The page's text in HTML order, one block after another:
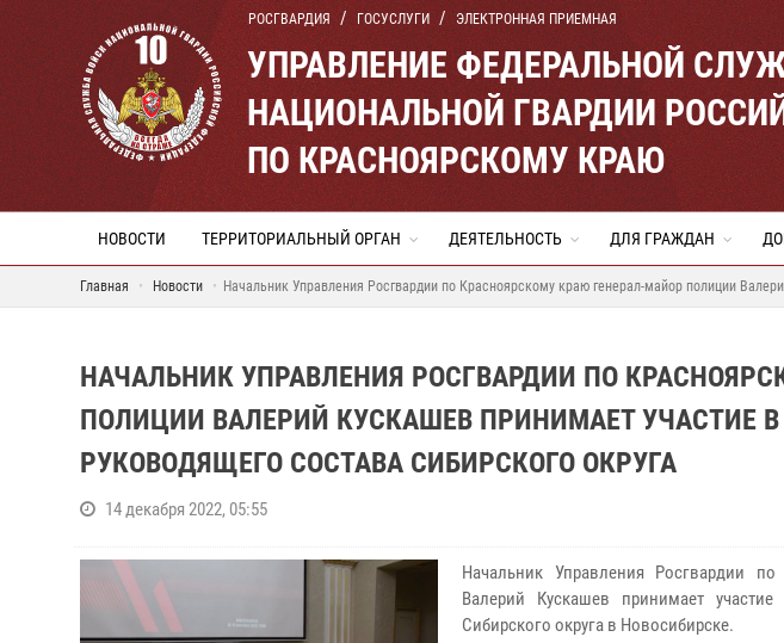
РОСГВАРДИЯ ГОСУСЛУГИ ЭЛЕКТРОННАЯ ПРИЕМНАЯ
УПРАВЛЕНИЕ ФЕДЕРАЛЬНОЙ
НАЦИОНАЛЬНОЙ ГВАРДИИ
ПО КРАСНОЯРСКОМУ КРАЮ
НОВОСТИ ТЕРРИТОРИАЛЬНЫЙ ОРГАН ДЕЯТЕЛЬНОСТЬ ДЛЯ ГРАЖДАН
Главная Новости Начальник Управления Росгвардии по Красноярскому краю генерал-майор полиции
НАЧАЛЬНИК УПРАВЛЕНИЯ РОСГВАРДИИ ПО
ПОЛИЦИИ ВАЛЕРИЙ КУСКАШЕВ ПРИНИМАЕТ УЧАСТИЕ
РУКОВОДЯЩЕГО СОСТАВА СИБИРСКОГО ОКРУГА
14 декабря 2022, 05:55
Начальник Управления Росгвардии
Валерий Кускашев принимает
Сибирского округа в Новосибирске.